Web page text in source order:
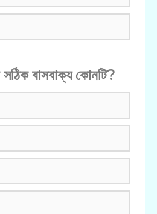
সঠিক বাসবাক্য কোনটি?